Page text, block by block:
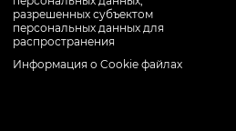
разрешенных субъектом
персональных данных для
распространения
Информация о Cookie файлах